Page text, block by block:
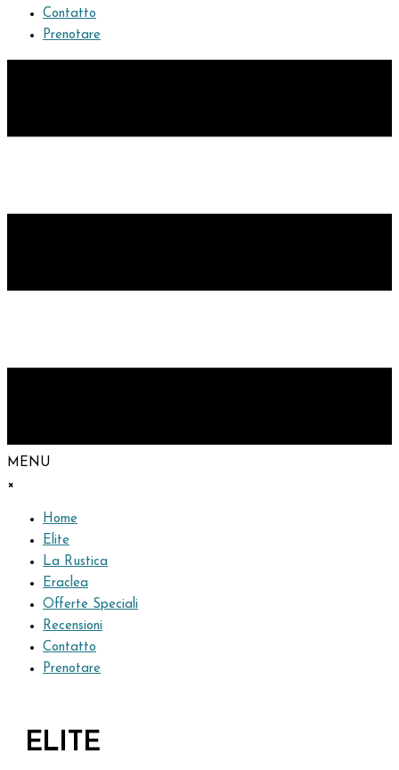
Contatto
Prenotare
MENU
×
Home
Elite
La Rustica
Eraclea
Offerte Speciali
Recensioni
Contatto
Prenotare
ELITE